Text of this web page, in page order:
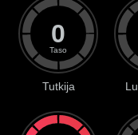
0
Taso
Tutkija